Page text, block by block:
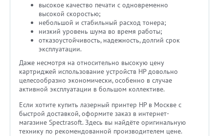
высокое качество печати с одновременно
высокой скоростью;
небольшой и стабильный расход тонера;
низкий уровень шума во время работы;
отказоустойчивость, надежность, долгий срок
эксплуатации.
Даже несмотря на относительно высокую цену
картриджей использование устройств HP довольно
целесообразно экономически, особенно в случае
активной эксплуатации в большом коллективе.
Если хотите купить лазерный принтер HP в Москве с
быстрой доставкой, оформите заказ в интернет-
магазине Spectrasoft. Здесь вы найдёте оригинальную
технику по рекомендованной производителем цене.